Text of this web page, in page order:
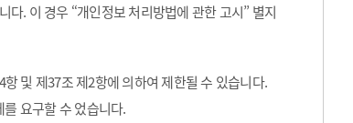
. 이 경우 “개인정보 처리방법에 관한 고시” 별지
및 제37조 제2항에 의하여 제한될 수 있습니다.
요구할 수 었습니다.